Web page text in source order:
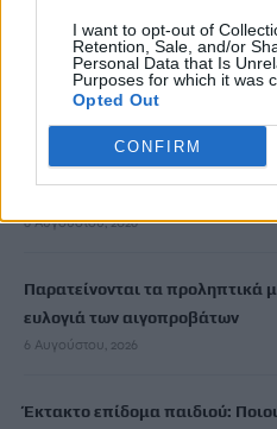
I want to opt-out of
Retention, Sale, and/or
Personal Data that Is
Purposes for which it was
Opted Out
CONFIRM
Τι δείχνει η ιατροδικαστική
90χρονου που εντοπίστηκε
6 Αυγούστου, 2026
6 Αυγούστου, 2026
Παρατείνονται τα προληπτικά
ευλογιά των αιγοπροβάτων
6 Αυγούστου, 2026
Έκτακτο επίδομα παιδιού: